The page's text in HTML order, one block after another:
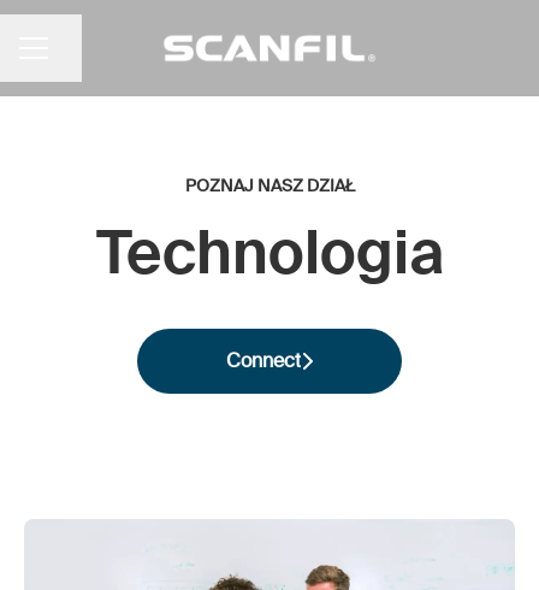
Udostępnij stronę
POZNAJ NASZ DZIAŁ
Technologia
Connect